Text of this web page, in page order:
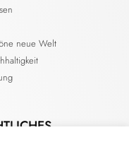
neue Welt